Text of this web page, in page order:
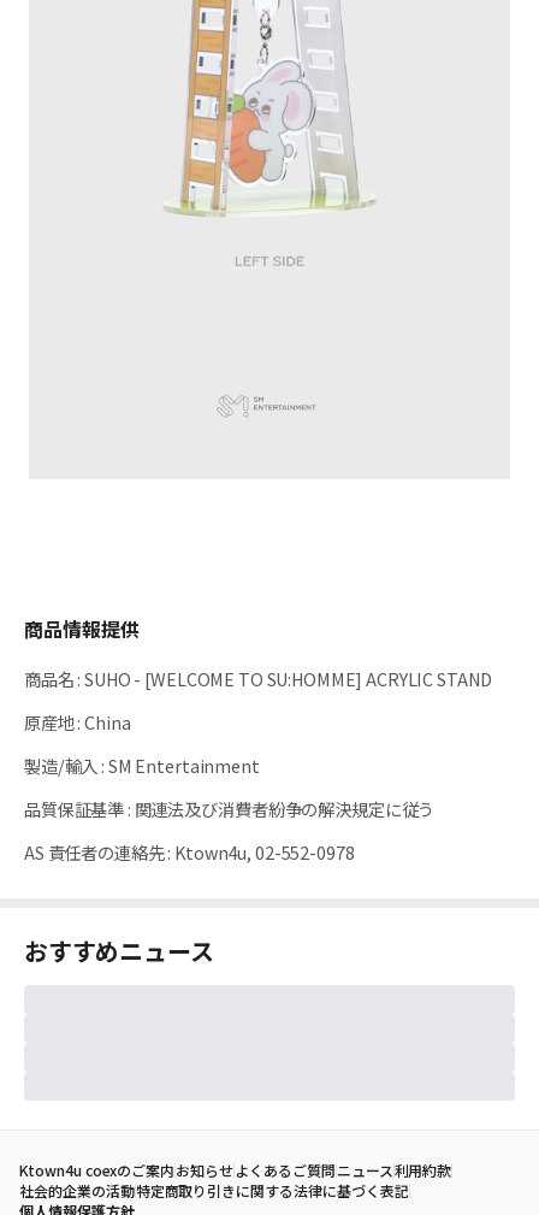
商品情報提供
商品名:SUHO - [WELCOME TO SU:HOMME] ACRYLIC STAND
原産地:China
製造/輸入 :SM Entertainment
品質保証基準: 関連法及び消費者紛争の解決規定に従う
AS 責任者の連絡先: Ktown4u, 02-552-0978
おすすめニュース
Ktown4u coexのご案内お知らせよくあるご質問ニュース利用約款
社会的企業の活動特定商取り引きに関する法律に基づく表記